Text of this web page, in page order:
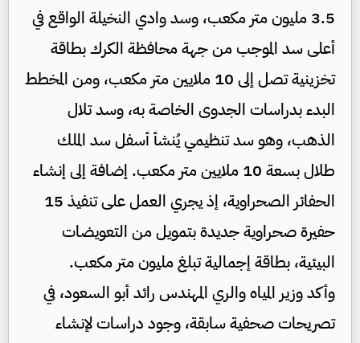
3.5 مليون متر مكعب، وسد وادي النخيلة الواقع في
أعلى سد الموجب من جهة محافظة الكرك بطاقة
تخزينية تصل إلى 10 ملايين متر مكعب، ومن المخطط
البدء بدراسات الجدوى الخاصة به، وسد تلال
الذهب، وهو سد تنظيمي يُنشأ أسفل سد الملك
طلال بسعة 10 ملايين متر مكعب. إضافة إلى إنشاء
الحفائر الصحراوية، إذ يجري العمل على تنفيذ 15
حفيرة صحراوية جديدة بتمويل من التعويضات
البيئية، بطاقة إجمالية تبلغ مليون متر مكعب.
وأكد وزير المياه والري المهندس رائد أبو السعود، في
تصريحات صحفية سابقة، وجود دراسات لإنشاء